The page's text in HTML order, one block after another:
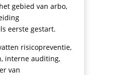
gebied van arbo,
eerste gestart.
risicopreventie,
interne auditing,
van